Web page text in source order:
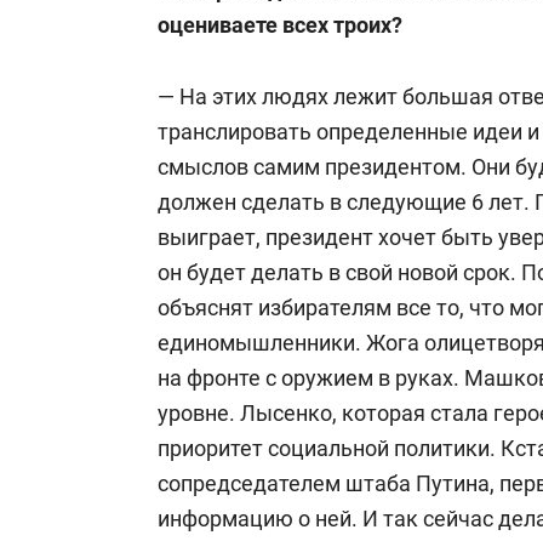
оцениваете всех троих?
— На этих людях лежит большая
транслировать определенные идеи
смыслов самим президентом. Они
должен сделать в следующие 6 лет.
выиграет, президент хочет быть
он будет делать в свой новой срок.
объяснят избирателям все то, что
единомышленники. Жога
на фронте с оружием в руках.
уровне. Лысенко, которая стала
приоритет социальной политики.
сопредседателем штаба Путина,
информацию о ней. И так сейчас